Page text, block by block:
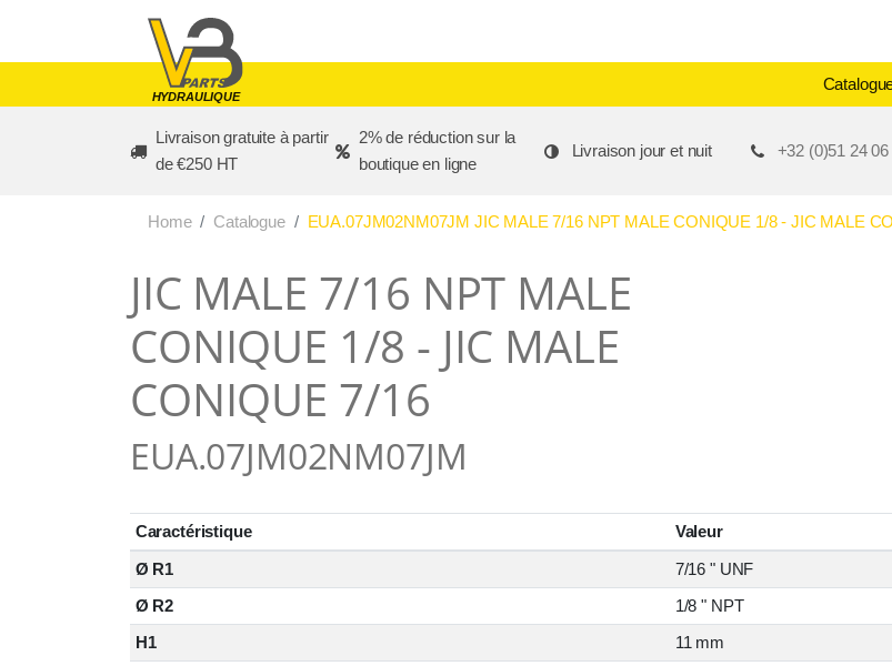
HYDRAULIQUE
Livraison gratuite à partir
de €250 HT
2% de réduction sur la
boutique en ligne
Livraison jour et nuit +32 (0)51 24 06
Home Catalogue EUA.07JM02NM07JM JIC MALE 7/16 NPT MALE CONIQUE 1/8 - JIC MALE
JIC MALE 7/16 NPT MALE
CONIQUE 1/8 - JIC MALE
CONIQUE 7/16
EUA.07JM02NM07JM
Caractéristique
Valeur
Ø R1
7/16 " UNF
Ø R2
1/8 " NPT
H1
11 mm